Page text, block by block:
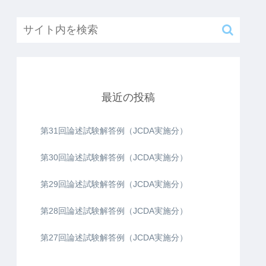
最近の投稿
第31回論述試験解答例（JCDA実施分）
第30回論述試験解答例（JCDA実施分）
第29回論述試験解答例（JCDA実施分）
第28回論述試験解答例（JCDA実施分）
第27回論述試験解答例（JCDA実施分）